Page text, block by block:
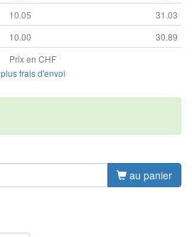
10.05 31.03
10.00
30.89
Prix en CHF
plus frais d'envoi
au panier